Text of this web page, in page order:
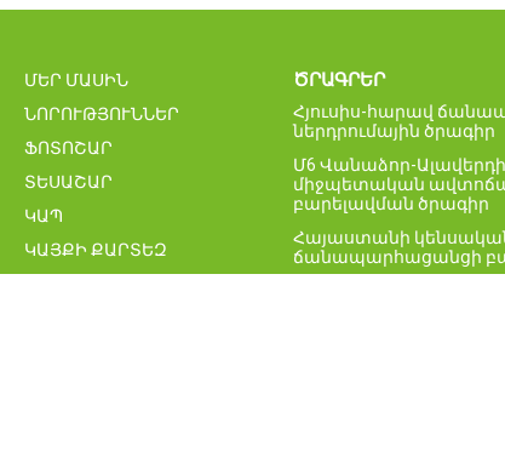
ՄԵՐ ՄԱՍԻՆ
ՆՈՐՈՒԹՅՈՒՆՆԵՐ
ՖՈՏՈՇԱՐ
ՏԵՍԱՇԱՐ
ԿԱՊ
ԿԱՅՔԻ ՔԱՐՏԵԶ
ԾՐԱԳՐԵՐ
Հյուսիս-հարավ
ներդրումային ծրագիր
Մ6 Վանաձոր-
միջպետական
բարելավման ծրագիր
Հայաստանի
ճանապարհացանցի